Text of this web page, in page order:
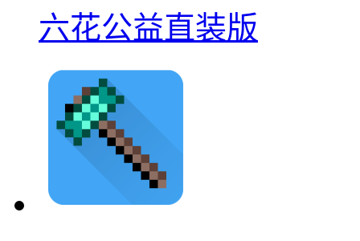
六花公益直装版